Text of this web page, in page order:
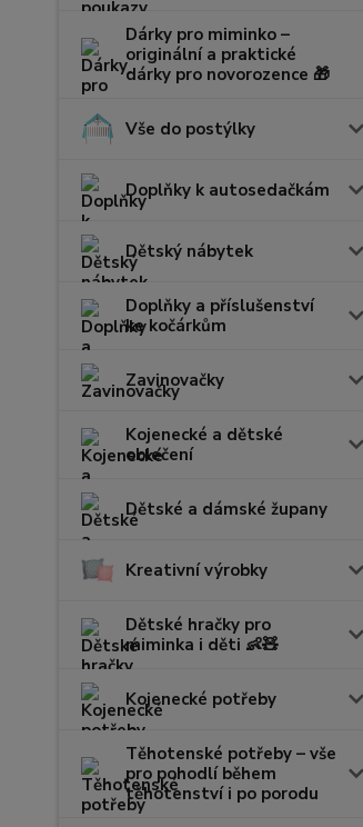
Dárky pro miminko –
originální a praktické
dárky pro novorozence 🎁
Vše do postýlky
Doplňky k autosedačkám
Dětský nábytek
Doplňky a příslušenství
ke kočárkům
Zavinovačky
Kojenecké a dětské
oblečení
Dětské a dámské župany
Kreativní výrobky
Dětské hračky pro
miminka i děti 👶🧸
Kojenecké potřeby
Těhotenské potřeby – vše
pro pohodlí během
těhotenství i po porodu